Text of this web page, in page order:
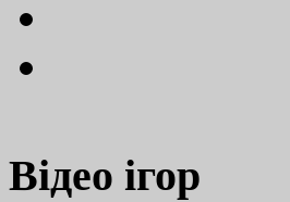
Відео ігор